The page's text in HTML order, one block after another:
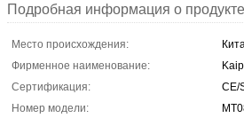
Подробная информация о продукте
Место происхождения:
Фирменное наименование:
Сертификация:
CE/
Номер модели: